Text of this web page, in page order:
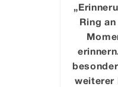
Ring
weiterer